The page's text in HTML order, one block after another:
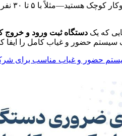
اگر
که یک دستگاه ثبت ورود و خروج
سیستم حضور و غیاب کامل را ایفا
حضور و غیاب مناسب برای